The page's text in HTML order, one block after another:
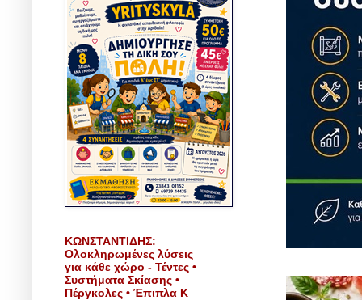
ΚΩΝΣΤΑΝΤΙΔΗΣ:
Ολοκληρωμένες λύσεις
για κάθε χώρο - Τέντες •
Συστήματα Σκίασης •
Πέργκολες • Έπιπλα Κ